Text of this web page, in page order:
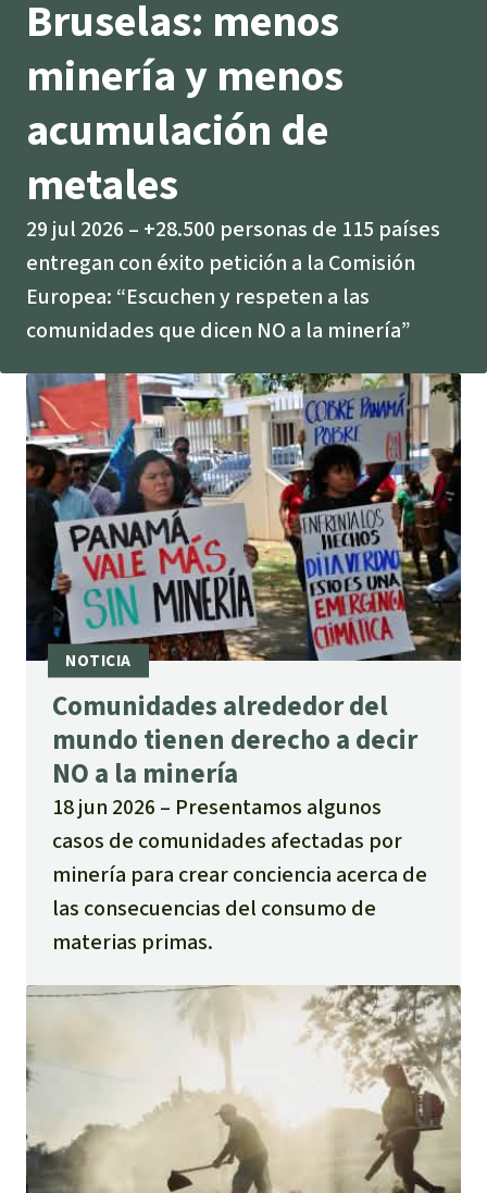
Metales
Minería
Agrotoxicos
REDD
Indígena
Landgrabbing
Granjas Industriales
Para niñas y niños
Defensoras y Defensores
Indonesia
Bruselas: menos
minería y menos
acumulación de
metales
29 jul 2026
+28.500 personas de 115 países
entregan con éxito petición a la Comisión
Europea: “Escuchen y respeten a las
comunidades que dicen NO a la minería”
Comunidades alrededor del
mundo tienen derecho a decir
NO a la minería
18 jun 2026
Presentamos algunos
casos de comunidades afectadas por
minería para crear conciencia acerca de
las consecuencias del consumo de
materias primas.